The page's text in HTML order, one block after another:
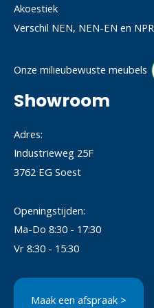
Akoestiek
Verschil NEN, NEN-EN en NPR
Onze milieubewuste meubels
Showroom
Adres:
Industrieweg 25F
3762 EG Soest
Openingstijden:
Ma-Do 8:30 - 17:30
Vr 8:30 - 15:30
Maak een afspraak >